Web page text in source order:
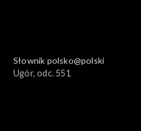
Słownik polsko@polski
Ugór, odc. 551